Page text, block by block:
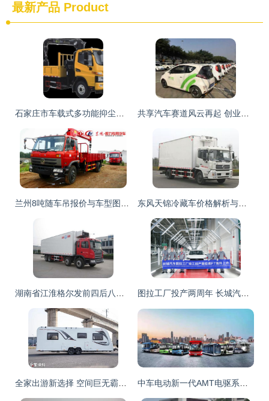
最新产品 Product